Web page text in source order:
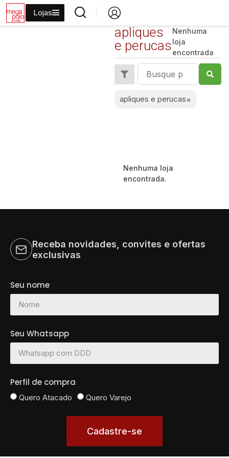
Lojas
apliques
e perucas
Nenhuma
loja
encontrada
apliques e perucas×
Nenhuma loja
encontrada.
Receba novidades, convites e ofertas
exclusivas
Seu nome
Seu Whatsapp
Perfil de compra
Quero Atacado Quero Varejo
Cadastre-se